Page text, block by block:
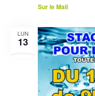
Sur le Mail
LUN
13